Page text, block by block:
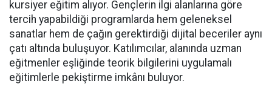
kursiyer eğitim alıyor. Gençlerin ilgi alanlarına göre
tercih yapabildiği programlarda hem geleneksel
sanatlar hem de çağın gerektirdiği dijital beceriler aynı
çatı altında buluşuyor. Katılımcılar, alanında uzman
eğitmenler eşliğinde teorik bilgilerini uygulamalı
eğitimlerle pekiştirme imkânı buluyor.